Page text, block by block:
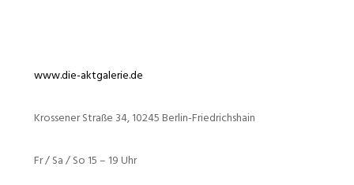
www.die-aktgalerie.de
Krossener Straße 34, 10245 Berlin-Friedrichshain
Fr / Sa / So 15 – 19 Uhr